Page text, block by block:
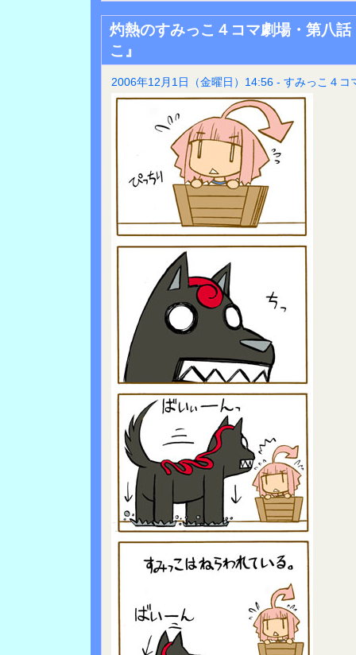
灼熱のすみっこ４コマ劇場・第八
こ』
2006年12月1日（金曜日）14:56 - すみっこ４コ